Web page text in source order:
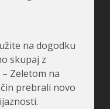
na dogodku
skupaj z
Zeletom na
prebrali novo